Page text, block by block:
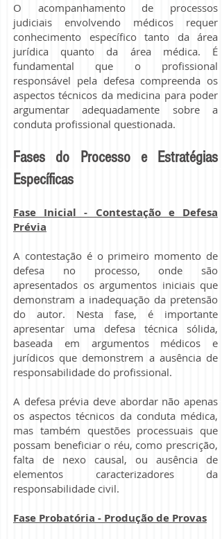
O acompanhamento de processos
judiciais envolvendo médicos requer
conhecimento específico tanto da área
jurídica quanto da área médica. É
fundamental que o profissional
responsável pela defesa compreenda os
aspectos técnicos da medicina para poder
argumentar adequadamente sobre a
conduta profissional questionada.
Fases do Processo e Estratégias
Específicas
Fase Inicial - Contestação e Defesa
Prévia
A contestação é o primeiro momento de
defesa no processo, onde são
apresentados os argumentos iniciais que
demonstram a inadequação da pretensão
do autor. Nesta fase, é importante
apresentar uma defesa técnica sólida,
baseada em argumentos médicos e
jurídicos que demonstrem a ausência de
responsabilidade do profissional.
A defesa prévia deve abordar não apenas
os aspectos técnicos da conduta médica,
mas também questões processuais que
possam beneficiar o réu, como prescrição,
falta de nexo causal, ou ausência de
elementos caracterizadores da
responsabilidade civil.
Fase Probatória - Produção de Provas